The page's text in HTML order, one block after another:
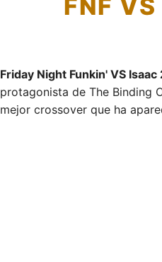
FNF
Friday Night Funkin' VS
protagonista de The Binding
mejor crossover que ha